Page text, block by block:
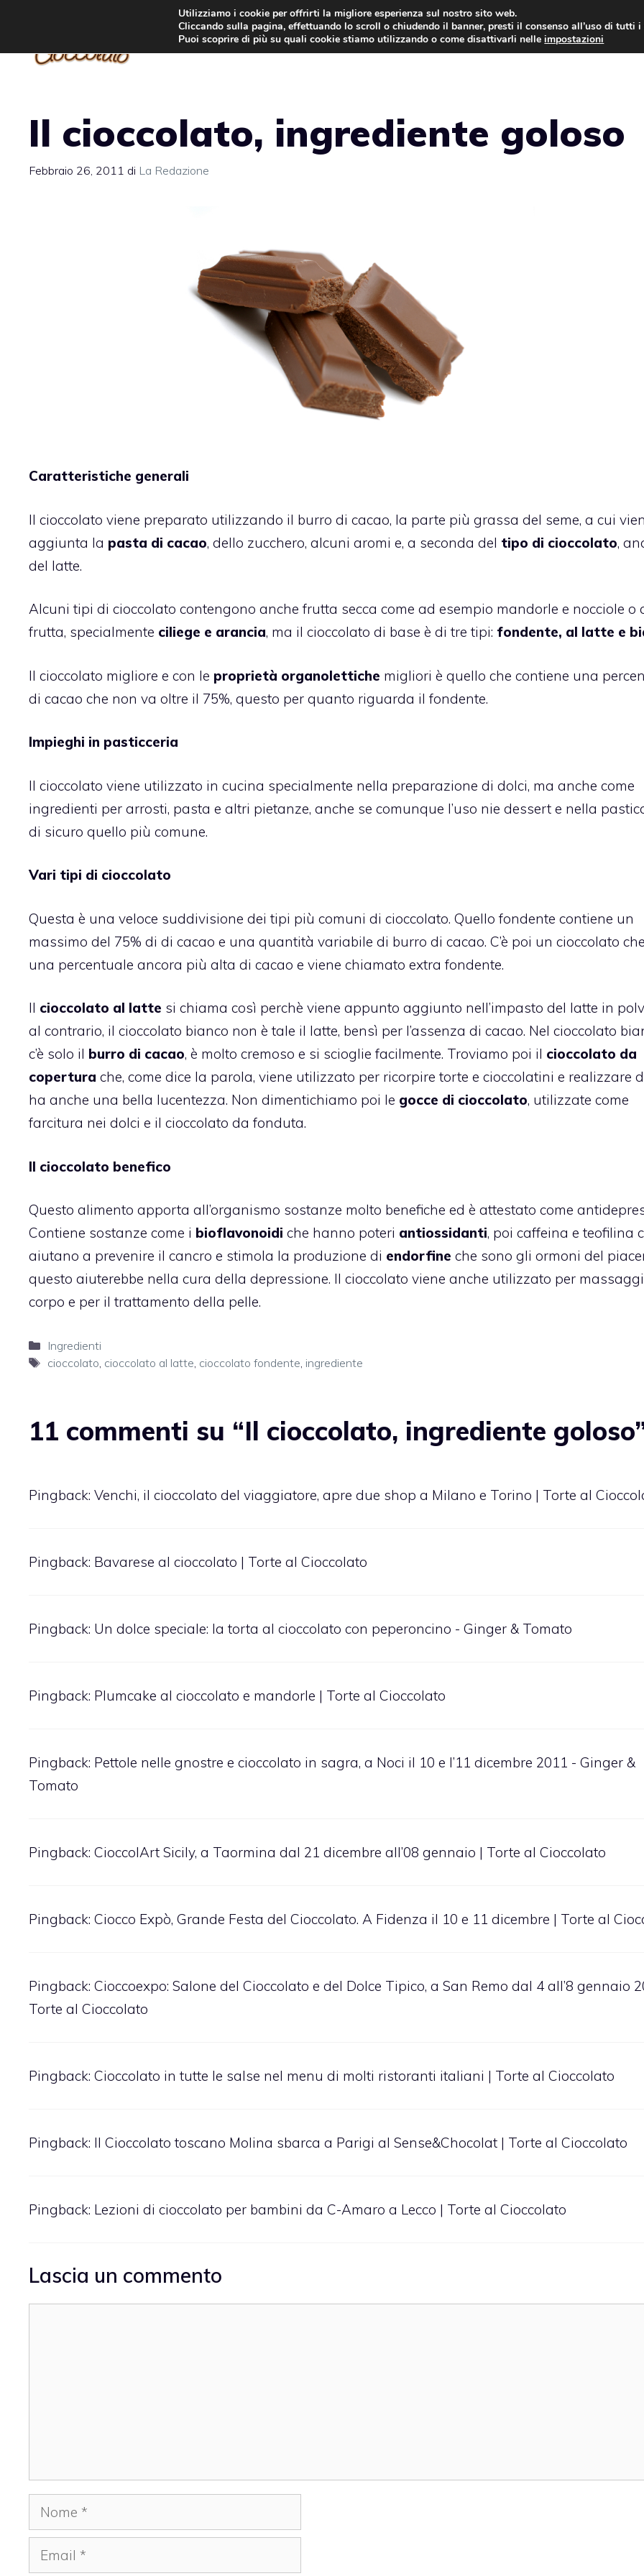
contenuto
TORTE AL CIOCCOLATO TORTE CLASSICHE
Il cioccolato, ingrediente goloso
Febbraio 26, 2011 di La Redazione
Caratteristiche generali
Il cioccolato viene preparato utilizzando il burro di cacao, la parte più grassa del seme, a cui
aggiunta la pasta di cacao, dello zucchero, alcuni aromi e, a seconda del tipo di cioccolato,
del latte.
Alcuni tipi di cioccolato contengono anche frutta secca come ad esempio mandorle e nocciole o
frutta, specialmente ciliege e arancia, ma il cioccolato di base è di tre tipi: fondente, al latte e
Il cioccolato migliore e con le proprietà organolettiche migliori è quello che contiene una
di cacao che non va oltre il 75%, questo per quanto riguarda il fondente.
Impieghi in pasticceria
Il cioccolato viene utilizzato in cucina specialmente nella preparazione di dolci, ma anche come
ingredienti per arrosti, pasta e altri pietanze, anche se comunque l’uso nie dessert e nella
di sicuro quello più comune.
Vari tipi di cioccolato
Questa è una veloce suddivisione dei tipi più comuni di cioccolato. Quello fondente contiene un
massimo del 75% di di cacao e una quantità variabile di burro di cacao. C’è poi un cioccolato
una percentuale ancora più alta di cacao e viene chiamato extra fondente.
Il cioccolato al latte si chiama così perchè viene appunto aggiunto nell’impasto del latte in
al contrario, il cioccolato bianco non è tale il latte, bensì per l’assenza di cacao. Nel cioccolato
c’è solo il burro di cacao, è molto cremoso e si scioglie facilmente. Troviamo poi il cioccolato da
copertura che, come dice la parola, viene utilizzato per ricorpire torte e cioccolatini e realizzare
ha anche una bella lucentezza. Non dimentichiamo poi le gocce di cioccolato, utilizzate come
farcitura nei dolci e il cioccolato da fonduta.
Il cioccolato benefico
Questo alimento apporta all’organismo sostanze molto benefiche ed è attestato come
Contiene sostanze come i bioflavonoidi che hanno poteri antiossidanti, poi caffeina e teofilina
aiutano a prevenire il cancro e stimola la produzione di endorfine che sono gli ormoni del
questo aiuterebbe nella cura della depressione. Il cioccolato viene anche utilizzato per
corpo e per il trattamento della pelle.
Categorie
Ingredienti
Tag
cioccolato cioccolato al latte cioccolato fondente ingrediente
11 commenti su “Il cioccolato, ingrediente
Pingback: Venchi, il cioccolato del viaggiatore, apre due shop a Milano e Torino | Torte al
Pingback: Bavarese al cioccolato | Torte al Cioccolato
Pingback: Un dolce speciale: la torta al cioccolato con peperoncino - Ginger & Tomato
Pingback: Plumcake al cioccolato e mandorle | Torte al Cioccolato
Pingback: Pettole nelle gnostre e cioccolato in sagra, a Noci il 10 e l’11 dicembre 2011 - Ginger &
Tomato
Pingback: CioccolArt Sicily, a Taormina dal 21 dicembre all’08 gennaio | Torte al Cioccolato
Pingback: Ciocco Expò, Grande Festa del Cioccolato. A Fidenza il 10 e 11 dicembre | Torte al
Pingback: Cioccoexpo: Salone del Cioccolato e del Dolce Tipico, a San Remo dal 4 all’8 gennaio
Torte al Cioccolato
Pingback: Cioccolato in tutte le salse nel menu di molti ristoranti italiani | Torte al Cioccolato
Pingback: Il Cioccolato toscano Molina sbarca a Parigi al Sense&Chocolat | Torte al Cioccolato
Pingback: Lezioni di cioccolato per bambini da C-Amaro a Lecco | Torte al Cioccolato
Lascia un commento
Nome
Email
Utilizziamo i cookie per offrirti la migliore esperienza sul nostro sito web.
Cliccando sulla pagina, effettuando lo scroll o chiudendo il banner, presti il consenso all’uso di tutti i
Puoi scoprire di più su quali cookie stiamo utilizzando o come disattivarli nelleimpostazioni